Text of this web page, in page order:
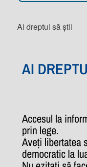
Ai dreptul să știi
AI
Accesul la
prin lege.
Aveți libertatea
democratic la